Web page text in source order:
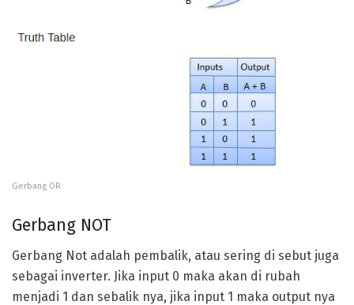
Gerbang OR
Gerbang NOT
Gerbang Not adalah pembalik, atau sering di sebut juga
sebagai inverter. Jika input 0 maka akan di rubah
menjadi 1 dan sebalik nya, jika input 1 maka output nya